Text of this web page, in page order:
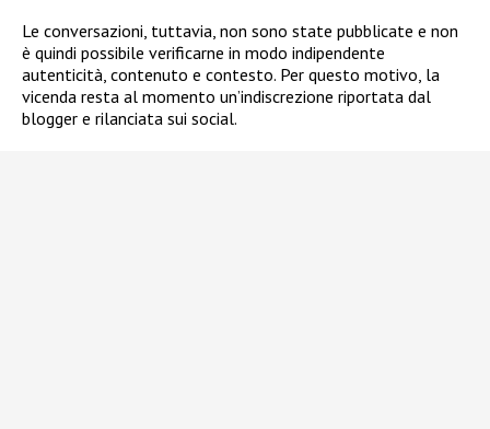
Le conversazioni, tuttavia, non sono state pubblicate e non
è quindi possibile verificarne in modo indipendente
autenticità, contenuto e contesto. Per questo motivo, la
vicenda resta al momento un’indiscrezione riportata dal
blogger e rilanciata sui social.